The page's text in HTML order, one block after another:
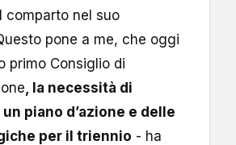
comparto nel suo
pone a me, che oggi
primo Consiglio di
, la necessità di
piano d’azione e delle
per il triennio - ha